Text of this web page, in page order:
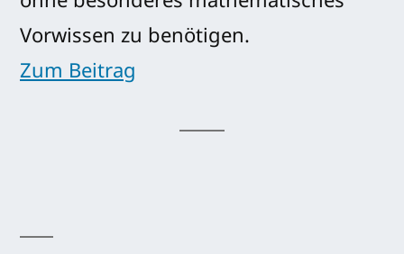
Vorwissen zu benötigen.
Zum Beitrag